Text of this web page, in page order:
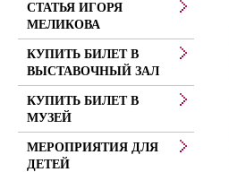
СТАТЬЯ ИГОРЯ
МЕЛИКОВА
КУПИТЬ БИЛЕТ В
ВЫСТАВОЧНЫЙ ЗАЛ
КУПИТЬ БИЛЕТ В
МУЗЕЙ
МЕРОПРИЯТИЯ ДЛЯ
ДЕТЕЙ